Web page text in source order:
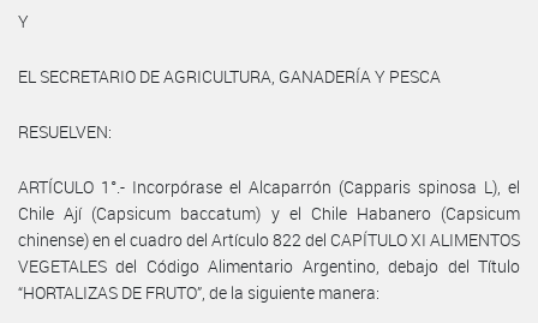
Y
EL SECRETARIO DE AGRICULTURA, GANADERÍA Y PESCA
RESUELVEN:
ARTÍCULO 1°.- Incorpórase el Alcaparrón (Capparis spinosa L), el
Chile Ají (Capsicum baccatum) y el Chile Habanero (Capsicum
chinense) en el cuadro del Artículo 822 del CAPÍTULO XI ALIMENTOS
VEGETALES del Código Alimentario Argentino, debajo del Título
“HORTALIZAS DE FRUTO”, de la siguiente manera: